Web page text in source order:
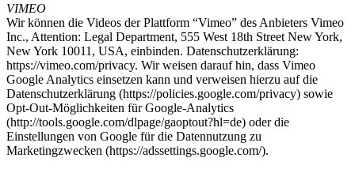
VIMEO
Wir können die Videos der Plattform “Vimeo” des Anbieters Vimeo
Inc., Attention: Legal Department, 555 West 18th Street New York,
New York 10011, USA, einbinden. Datenschutzerklärung:
https://vimeo.com/privacy. Wir weisen darauf hin, dass Vimeo
Google Analytics einsetzen kann und verweisen hierzu auf die
Datenschutzerklärung (https://policies.google.com/privacy) sowie
Opt-Out-Möglichkeiten für Google-Analytics
(http://tools.google.com/dlpage/gaoptout?hl=de) oder die
Einstellungen von Google für die Datennutzung zu
Marketingzwecken (https://adssettings.google.com/).